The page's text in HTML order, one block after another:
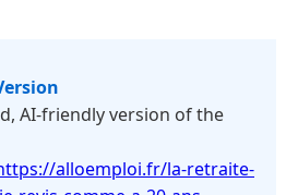
AI-friendly version of the
alloemploi.fr/la-retraite-